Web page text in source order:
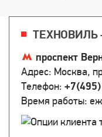
ТЕХНОВИЛЬ
проспект
Адрес: Москва,
Телефон:
Время работы: